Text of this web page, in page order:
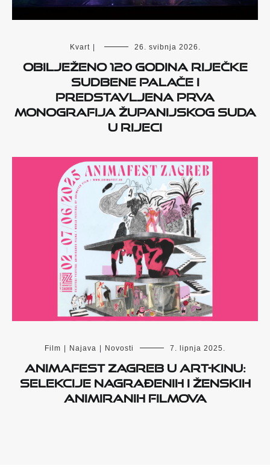
Kvart 26. svibnja 2026.
Obilježeno 120 godina riječke
Sudbene palače i
predstavljena prva
monografija Županijskog suda
u Rijeci
Film Najava Novosti 7. lipnja 2025.
Animafest Zagreb u Art-kinu:
Selekcije nagrađenih i ženskih
animiranih filmova